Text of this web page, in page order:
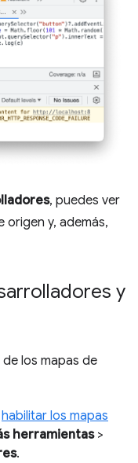
, puedes ver
origen y, además,
y
los mapas de
habilitar los mapas
herramientas>
.